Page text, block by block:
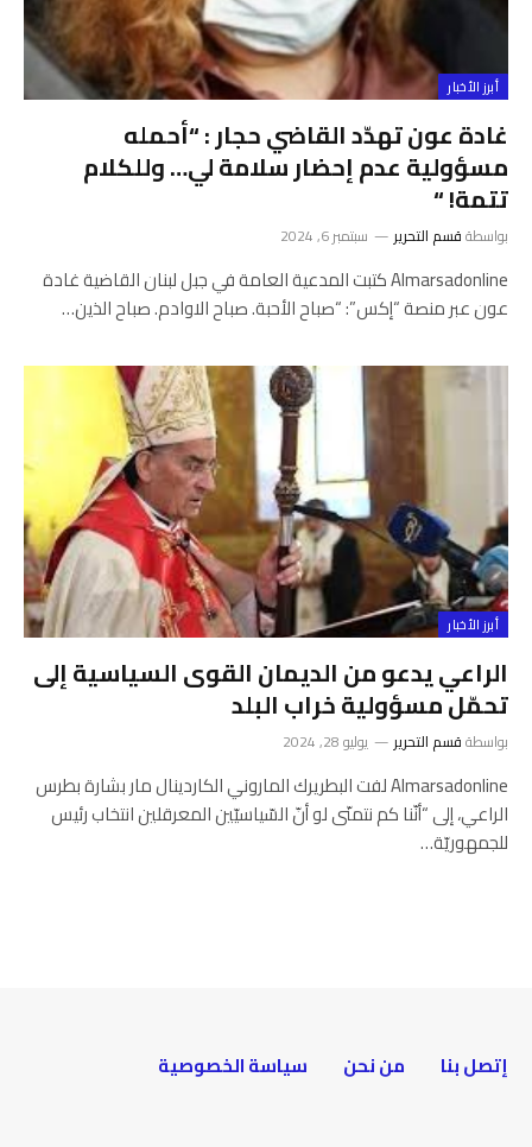
أبرز الأخبار
غادة عون تهدّد القاضي حجار : “أحمله
مسؤولية عدم إحضار سلامة لي… وللكلام
تتمة! “
بواسطةقسم التحرير سبتمبر 6, 2024
Almarsadonline كتبت المدعية العامة في جبل لبنان القاضية غادة
عون عبر منصة “إكس”: “صباح الأحبة. صباح الاوادم. صباح الذين…
أبرز الأخبار
الراعي يدعو من الديمان القوى السياسية إلى
تحمّل مسؤولية خراب البلد
بواسطةقسم التحرير يوليو 28, 2024
Almarsadonline لفت البطريرك الماروني الكاردينال مار بشارة بطرس
الراعي، إلى “أنّنا كم نتمنّى لو أنّ السّياسيّين المعرقلين انتخاب رئيس
للجمهوريّة…
إتصل بنا من نحن سياسة الخصوصية